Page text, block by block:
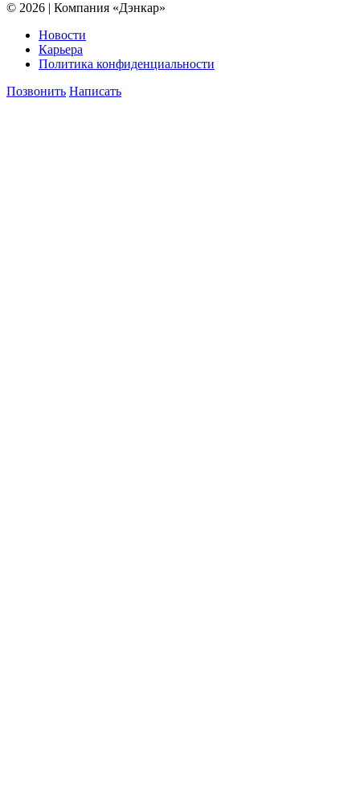
© 2026 | Компания «Дэнкар»
Новости
Карьера
Политика конфиденциальности
Позвонить Написать